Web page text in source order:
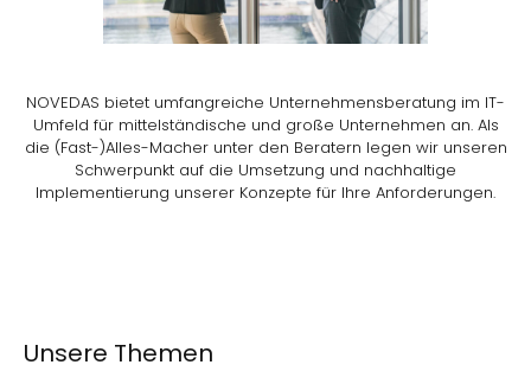
NOVEDAS bietet umfangreiche Unternehmensberatung im IT-
Umfeld für mittelständische und große Unternehmen an. Als
die (Fast-)Alles-Macher unter den Beratern legen wir unseren
Schwerpunkt auf die Umsetzung und nachhaltige
Implementierung unserer Konzepte für Ihre Anforderungen.
Unsere Themen